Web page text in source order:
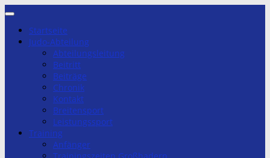
Zum
springenStartseite
Judo-Abteilung
Abteilungsleitung
Beitritt
Beiträge
Chronik
Kontakt
Breitensport
Leistungssport
Training
Anfänger